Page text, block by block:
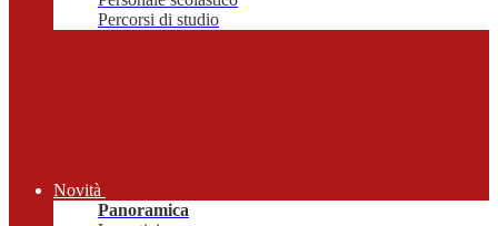
Percorsi di studio
Novità
Panoramica